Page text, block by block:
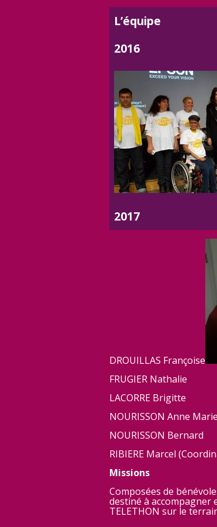
L’équipe
2016
2017
DROUILLAS Françoise
FRUGIER Nathalie
LACORRE Brigitte
NOURISSON Anne Marie
NOURISSON Bernard
RIBIERE Marcel
Missions
Composées de
destiné à accompagner
TELETHON sur le